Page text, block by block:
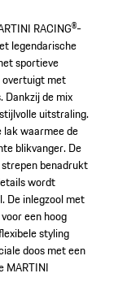
RACING®-
legendarische
sportieve
overtuigt met
Dankzij de mix
uitstraling.
lak waarmee de
blikvanger. De
benadrukt
wordt
De inlegzool met
een hoog
styling
doos met een
MARTINI